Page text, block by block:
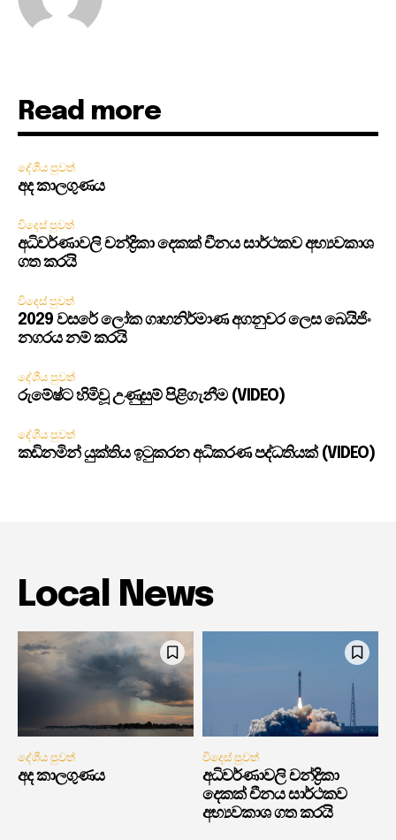
Read more
දේශීය පුවත්
අද කාලගුණය
විදෙස් පුවත්
අධිවර්ණාවලි චන්ද්‍රිකා දෙකක් චීනය සාර්ථකව අභ්‍යවකාශ
ගත කරයි
විදෙස් පුවත්
2029 වසරේ ලෝක ගෘහනිර්මාණ අගනුවර ලෙස බෙයිජිං
නගරය නම් කරයි
දේශීය පුවත්
රුමේෂ්ට හිමිවූ උණුසුම් පිළිගැනීම (VIDEO)
දේශීය පුවත්
කඩිනමින් යුක්තිය ඉටුකරන අධිකරණ පද්ධතියක් (VIDEO)
Local News
දේශීය පුවත්
අද කාලගුණය
විදෙස් පුවත්
අධිවර්ණාවලි චන්ද්‍රිකා
දෙකක් චීනය සාර්ථකව
අභ්‍යවකාශ ගත කරයි